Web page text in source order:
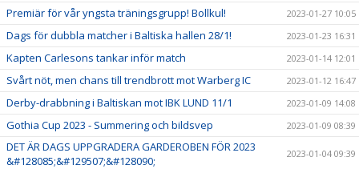
Premiär för vår yngsta träningsgrupp! Bollkul! 2023-01-27 10:05
Dags för dubbla matcher i Baltiska hallen 28/1! 2023-01-23 16:31
Kapten Carlesons tankar inför match 2023-01-14 12:01
Svårt nöt, men chans till trendbrott mot Warberg IC 2023-01-12 16:47
Derby-drabbning i Baltiskan mot IBK LUND 11/1 2023-01-09 14:08
Gothia Cup 2023 - Summering och bildsvep 2023-01-09 08:39
DET ÄR DAGS UPPGRADERA GARDEROBEN FÖR 2023
&#128085;&#129507;&#128090;
2023-01-04 09:39